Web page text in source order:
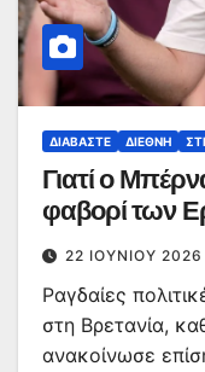
ΔΙΑΒΆΣΤΕ ΔΙΕΘΝΉ
Γιατί ο
φαβορί των
22 ΙΟΥΝΊΟΥ 2026
Ραγδαίες
στη Βρετανία,
ανακοίνωσε